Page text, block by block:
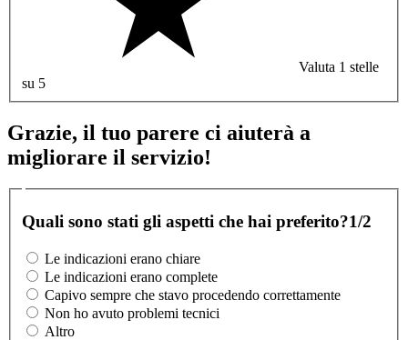
Valuta 1 stelle
su 5
Grazie, il tuo parere ci aiuterà a
migliorare il servizio!
Quali sono stati gli aspetti che hai preferito?1/2
Le indicazioni erano chiare
Le indicazioni erano complete
Capivo sempre che stavo procedendo correttamente
Non ho avuto problemi tecnici
Altro